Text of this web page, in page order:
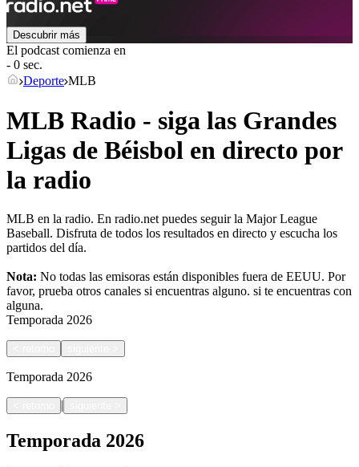
Descubrir más
El podcast comienza en
- 0 sec.
Deporte MLB
MLB Radio - siga las Grandes
Ligas de Béisbol en directo por
la radio
MLB en la radio. En radio.net puedes seguir la Major League
Baseball. Disfruta de todos los resultados en directo y escucha los
partidos del día.
Nota: No todas las emisoras están disponibles fuera de EEUU. Por
favor, prueba otros canales si encuentras alguno. si te encuentras con
alguna.
Temporada 2026
Temporada 2026
|
Temporada 2026